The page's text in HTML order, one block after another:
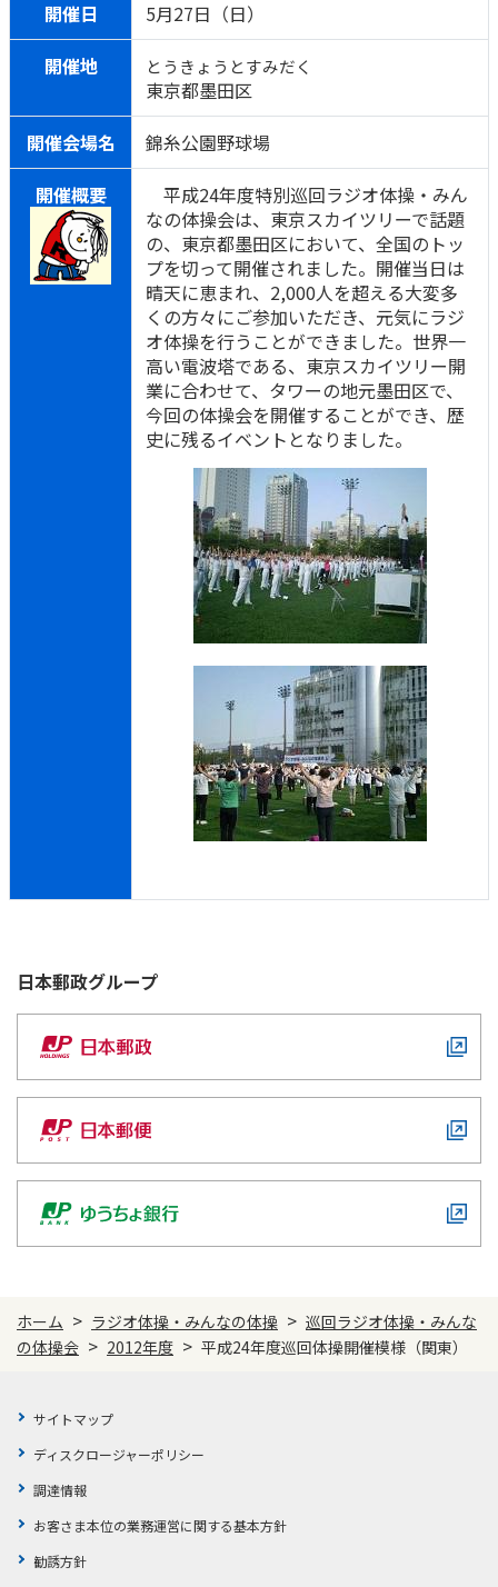
開催日
5月27日（日）
開催地
とうきょうとすみだく
東京都墨田区
開催会場名
錦糸公園野球場
開催概要
平成24年度特別巡回ラジオ体操・みん
なの体操会は、東京スカイツリーで話題
の、東京都墨田区において、全国のトッ
プを切って開催されました。開催当日は
晴天に恵まれ、2,000人を超える大変多
くの方々にご参加いただき、元気にラジ
オ体操を行うことができました。世界一
高い電波塔である、東京スカイツリー開
業に合わせて、タワーの地元墨田区で、
今回の体操会を開催することができ、歴
史に残るイベントとなりました。
日本郵政グループ
ホーム > ラジオ体操・みんなの体操 > 巡回ラジオ体操・みんな
の体操会 > 2012年度 > 平成24年度巡回体操開催模様（関東）
サイトマップ
ディスクロージャーポリシー
調達情報
お客さま本位の業務運営に関する基本方針
勧誘方針